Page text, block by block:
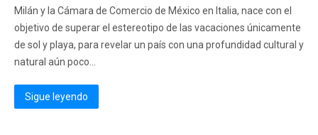
Milán y la Cámara de Comercio de México en Italia, nace con el
objetivo de superar el estereotipo de las vacaciones únicamente
de sol y playa, para revelar un país con una profundidad cultural y
natural aún poco...
Sigue leyendo